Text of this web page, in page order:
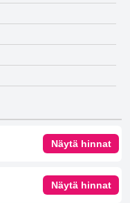
Näytä hinnat
Näytä hinnat